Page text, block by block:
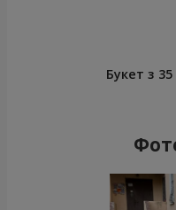
Букет з